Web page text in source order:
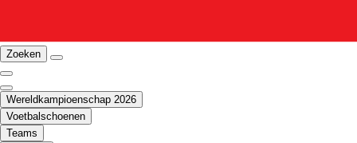
Zoeken
Wereldkampioenschap 2026
Voetbalschoenen
Teams